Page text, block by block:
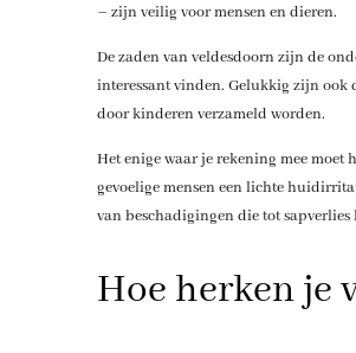
– zijn veilig voor mensen en dieren.
De zaden van veldesdoorn zijn de
interessant vinden. Gelukkig zijn ook
door kinderen verzameld worden.
Het enige waar je rekening mee
gevoelige mensen een lichte
van beschadigingen die tot sapverlies
Hoe herken je